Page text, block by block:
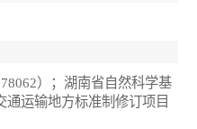
）；湖南省自然科学基
通运输地方标准制修订项目